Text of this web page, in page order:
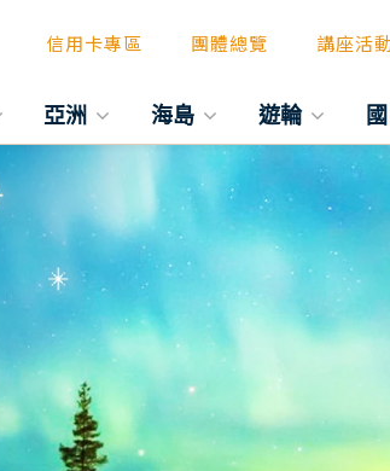
信用卡專區 團體總覽 講座活
亞洲 海島 遊輪